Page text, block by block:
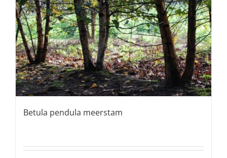
Betula pendula meerstam